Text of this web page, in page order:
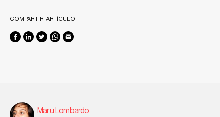
COMPARTIR ARTÍCULO
Maru Lombardo